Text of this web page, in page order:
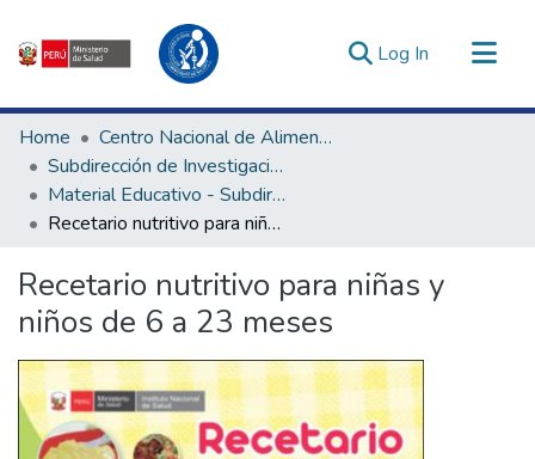
Log In (current)
Communities & Collections
All of DSpace
Statistics
Estadísticas Externas
Enlaces de interés ▾
Home
Centro Nacional de Alimentación, Nutrición y Vida Saludable
Subdirección de Investigación y Tecnologías en Alimentación y Vida Saludable
Material Educativo - Subdirección de Investigación y Tecnologías en Alimentación y Vida Saludable
Recetario nutritivo para niñas y niños de 6 a 23 meses
Recetario nutritivo para niñas y
niños de 6 a 23 meses